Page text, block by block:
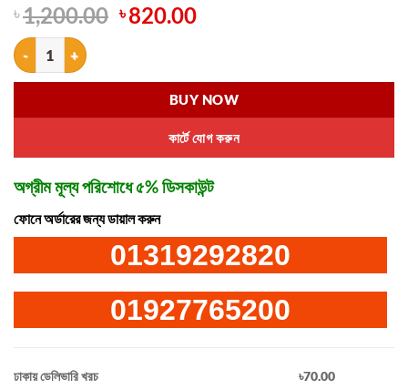
৳1,200.00 Original
৳ 1,200.00.
৳820.00Current
৳ 820.00.
Handheld Turbo Fan with LED Display – 5 Speed USB-C
কার্টে যোগ করুন
BUY NOW
অগ্রীম মূল্য পরিশোধে ৫% ডিসকাউন্ট
ফোনে অর্ডারের জন্য ডায়াল করুন
01319292820
01927765200
ঢাকায় ডেলিভারি খরচ
৳70.00